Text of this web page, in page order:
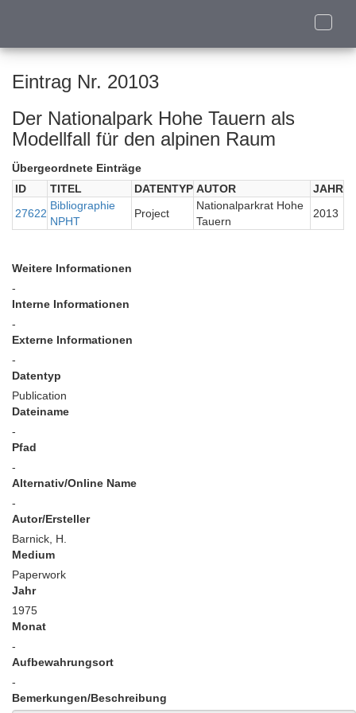
Toggle
Eintrag Nr. 20103
Der Nationalpark Hohe Tauern als
Modellfall für den alpinen Raum
Übergeordnete Einträge
ID
TITEL DATENTYP AUTOR
JAHR
27622
Bibliographie
NPHT
Project
Nationalparkrat Hohe
Tauern
2013
Weitere Informationen
-
Interne Informationen
-
Externe Informationen
-
Datentyp
Publication
Dateiname
-
Pfad
-
Alternativ/Online Name
-
Autor/Ersteller
Barnick, H.
Medium
Paperwork
Jahr
1975
Monat
-
Aufbewahrungsort
-
Bemerkungen/Beschreibung